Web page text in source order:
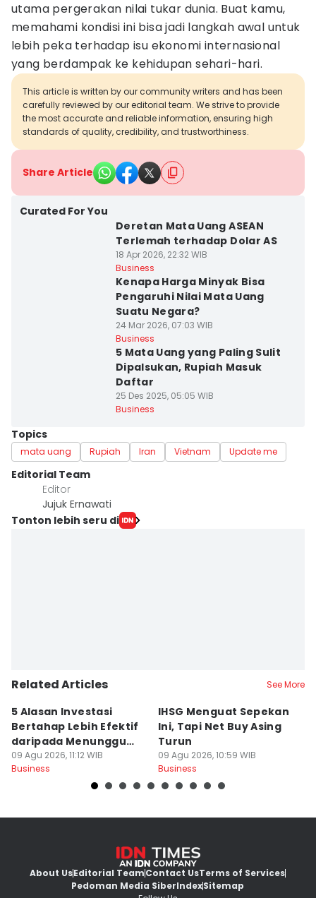
utama pergerakan nilai tukar dunia. Buat kamu,
memahami kondisi ini bisa jadi langkah awal untuk
lebih peka terhadap isu ekonomi internasional
yang berdampak ke kehidupan sehari-hari.
This article is written by our community writers and has been
carefully reviewed by our editorial team. We strive to provide
the most accurate and reliable information, ensuring high
standards of quality, credibility, and trustworthiness.
Share Article
Curated For You
Deretan Mata Uang ASEAN
Terlemah terhadap Dolar AS
18 Apr 2026, 22:32 WIB
Business
Kenapa Harga Minyak Bisa
Pengaruhi Nilai Mata Uang
Suatu Negara?
24 Mar 2026, 07:03 WIB
Business
5 Mata Uang yang Paling Sulit
Dipalsukan, Rupiah Masuk
Daftar
25 Des 2025, 05:05 WIB
Business
Topics
mata uang Rupiah Iran Vietnam Update me
Editorial Team
Editor
Jujuk Ernawati
Tonton lebih seru di
Related Articles See More
5 Alasan Investasi
Bertahap Lebih Efektif
daripada Menunggu
Momen Tepat
09 Agu 2026, 11:12 WIB
Business
IHSG Menguat Sepekan
Ini, Tapi Net Buy Asing
Turun
09 Agu 2026, 10:59 WIB
Business
About UsEditorial TeamContact UsTerms of Services
Pedoman Media SiberIndexSitemap